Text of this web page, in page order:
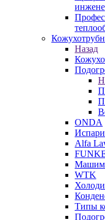
Назад
ONDA
Alfa
WTK
Типы